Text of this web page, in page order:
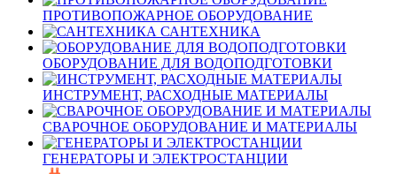
ПРОТИВОПОЖАРНОЕ ОБОРУДОВАНИЕ
САНТЕХНИКА
ОБОРУДОВАНИЕ ДЛЯ ВОДОПОДГОТОВКИ
ИНСТРУМЕНТ, РАСХОДНЫЕ МАТЕРИАЛЫ
СВАРОЧНОЕ ОБОРУДОВАНИЕ И МАТЕРИАЛЫ
ГЕНЕРАТОРЫ И ЭЛЕКТРОСТАНЦИИ